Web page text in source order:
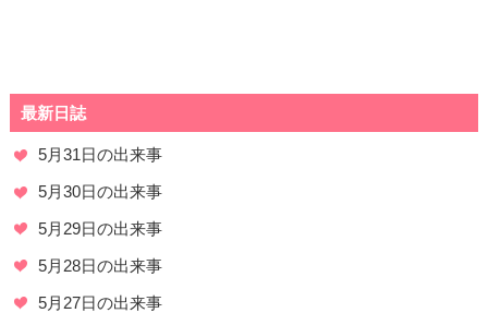
最新日誌
5月31日の出来事
5月30日の出来事
5月29日の出来事
5月28日の出来事
5月27日の出来事